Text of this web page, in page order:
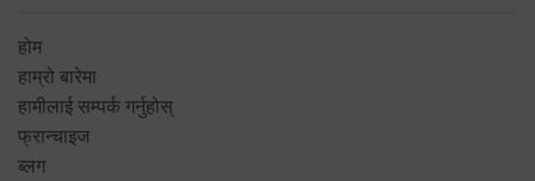
होम
हाम्रो बारेमा
हामीलाई सम्पर्क गर्नुहोस्
फ्रान्चाइज
ब्लग